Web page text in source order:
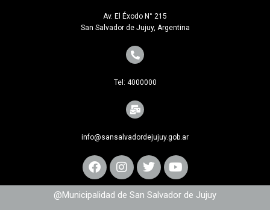
Av. El Éxodo N° 215
San Salvador de Jujuy, Argentina
Tel: 4000000
info@sansalvadordejujuy.gob.ar
@Municipalidad de San Salvador de Jujuy